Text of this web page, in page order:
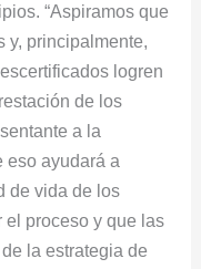
“Aspiramos que
y, principalmente,
logren
de los
a la
eso ayudará a
de vida de los
proceso y que las
la estrategia de